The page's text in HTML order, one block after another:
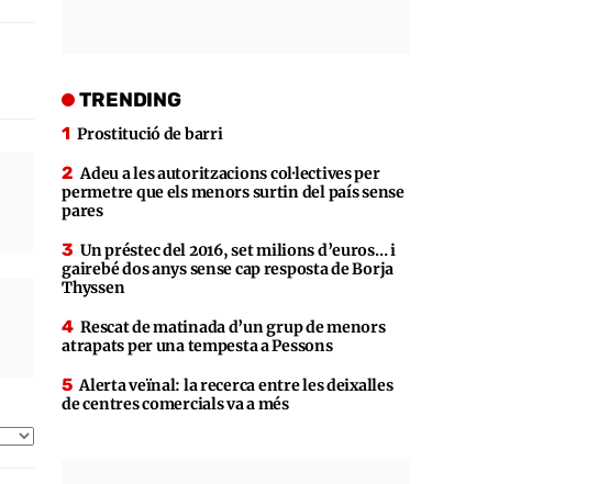
TRENDING
Prostitució de barri
Adeu a les autoritzacions col·lectives per
permetre que els menors surtin del país sense
pares
Un préstec del 2016, set milions d’euros… i
gairebé dos anys sense cap resposta de Borja
Thyssen
Rescat de matinada d’un grup de menors
atrapats per una tempesta a Pessons
Alerta veïnal: la recerca entre les deixalles
de centres comercials va a més